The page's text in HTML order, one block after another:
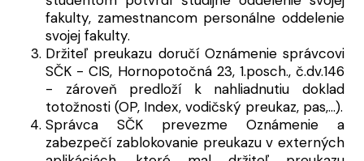
fakulty, zamestnancom personálne oddelenie
svojej fakulty.
Držiteľ preukazu doručí Oznámenie správcovi
SČK - CIS, Hornopotočná 23, 1.posch., č.dv.146
- zároveň predloží k nahliadnutiu doklad
totožnosti (OP, Index, vodičský preukaz, pas,...).
Správca SČK prevezme Oznámenie a
zabezpečí zablokovanie preukazu v externých